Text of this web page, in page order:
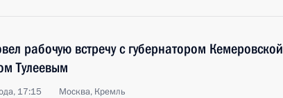
рабочую встречу с губернатором Кемеровской
Тулеевым
17:15 Москва, Кремль